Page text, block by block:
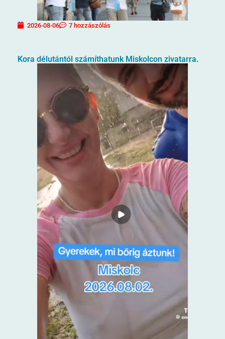
2026-08-06 7 hozzászólás
Kora délutántól számíthatunk Miskolcon zivatarra.